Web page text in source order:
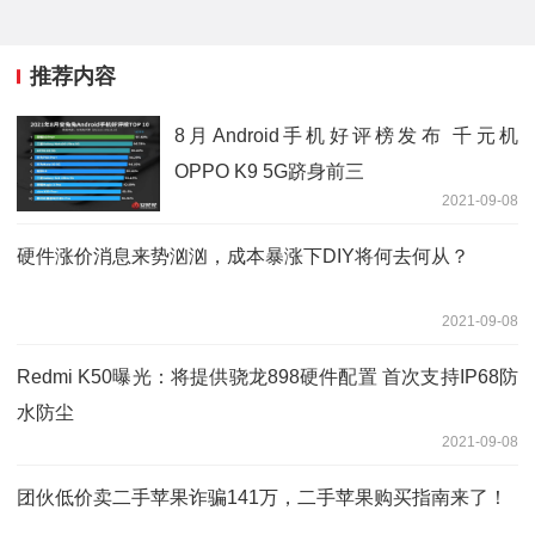
推荐内容
8月Android手机好评榜发布 千元机
OPPO K9 5G跻身前三
2021-09-08
硬件涨价消息来势汹汹，成本暴涨下DIY将何去何从？
2021-09-08
Redmi K50曝光：将提供骁龙898硬件配置 首次支持IP68防
水防尘
2021-09-08
团伙低价卖二手苹果诈骗141万，二手苹果购买指南来了！